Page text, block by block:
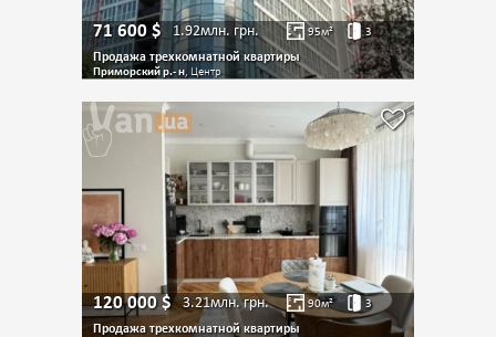
71 600$ 1.92млн. грн. 95м² 3
Продажа трехкомнатной квартиры
Приморский р.- н, Центр
120 000$ 3.21млн.грн. 90м² 3
Продажа трехкомнатной квартиры